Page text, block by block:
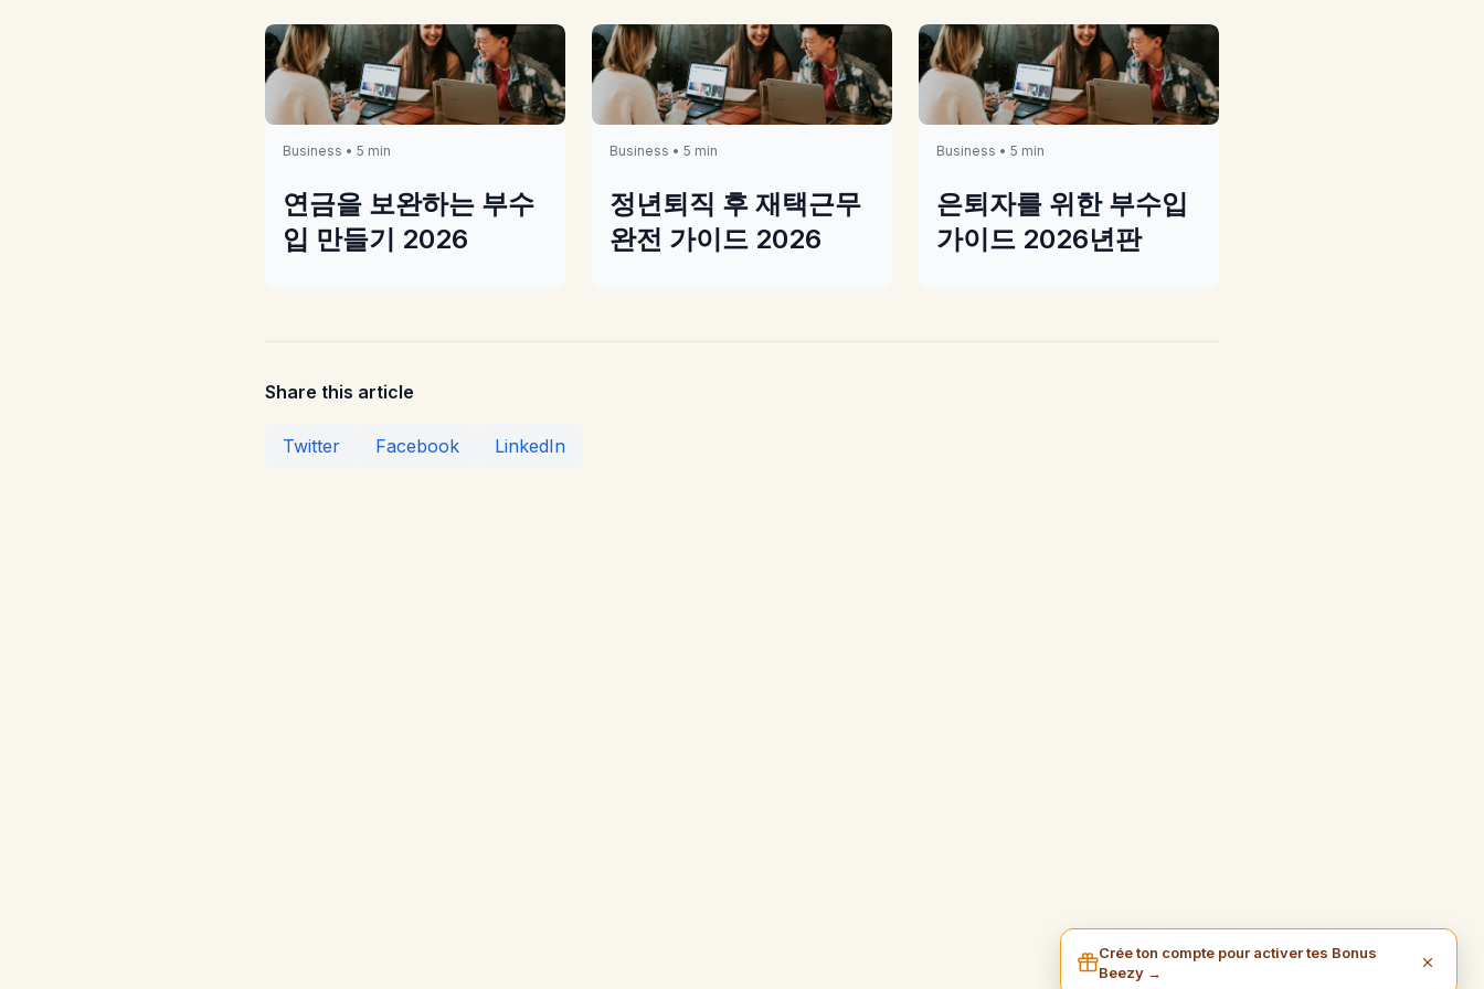
Business • 5 min
연금을 보완하는 부수
입 만들기 2026
Business • 5 min
정년퇴직 후 재택근무
완전 가이드 2026
Business • 5 min
은퇴자를 위한 부수입
가이드 2026년판
Share this article
Twitter Facebook LinkedIn
Crée ton compte pour activer tes Bonus
Beezy →